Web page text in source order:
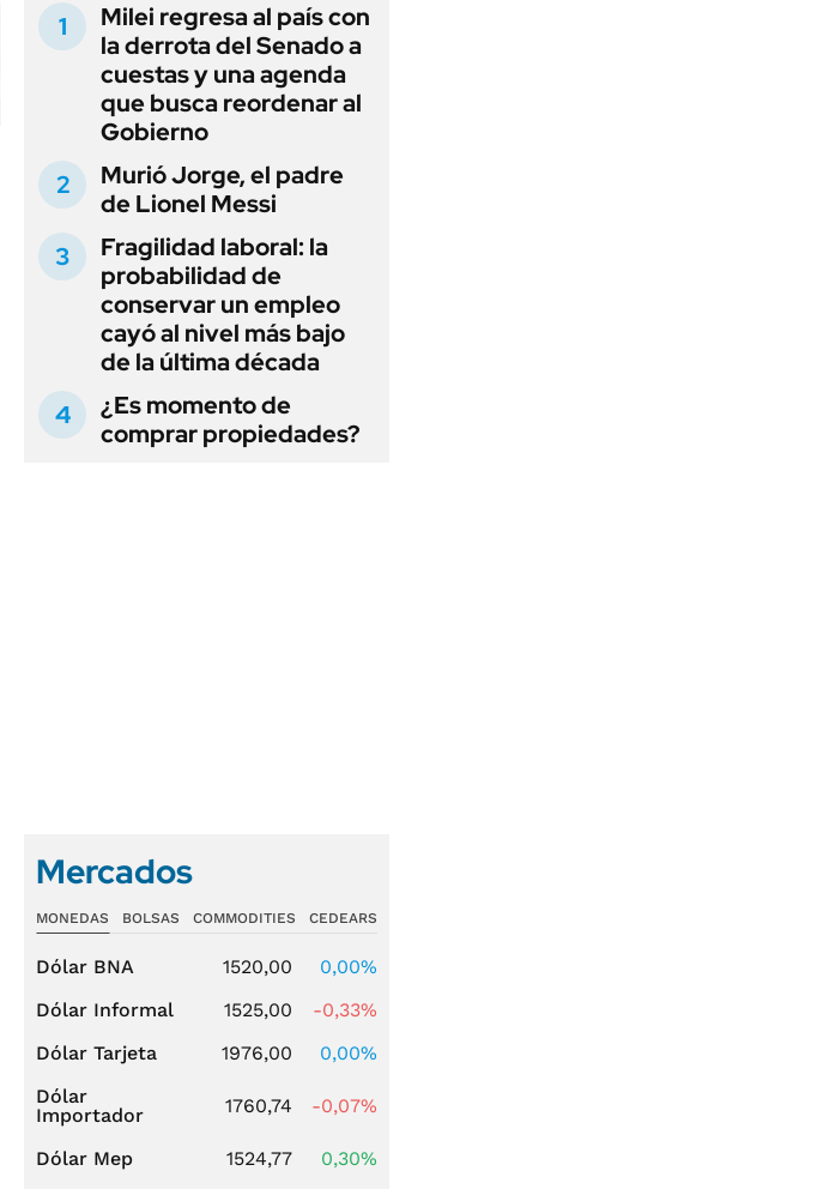
Milei regresa al país con
la derrota del Senado a
cuestas y una agenda
que busca reordenar al
Gobierno
Murió Jorge, el padre
de Lionel Messi
Fragilidad laboral: la
probabilidad de
conservar un empleo
cayó al nivel más bajo
de la última década
¿Es momento de
comprar propiedades?
Mercados
MONEDAS BOLSAS COMMODITIES CEDEARS
Dólar BNA 1520,00
0,00%
Dólar Informal
1525,00
-0,33%
Dólar Tarjeta
1976,00
0,00%
Dólar
Importador
1760,74 -0,07%
Dólar Mep 1524,77
0,30%